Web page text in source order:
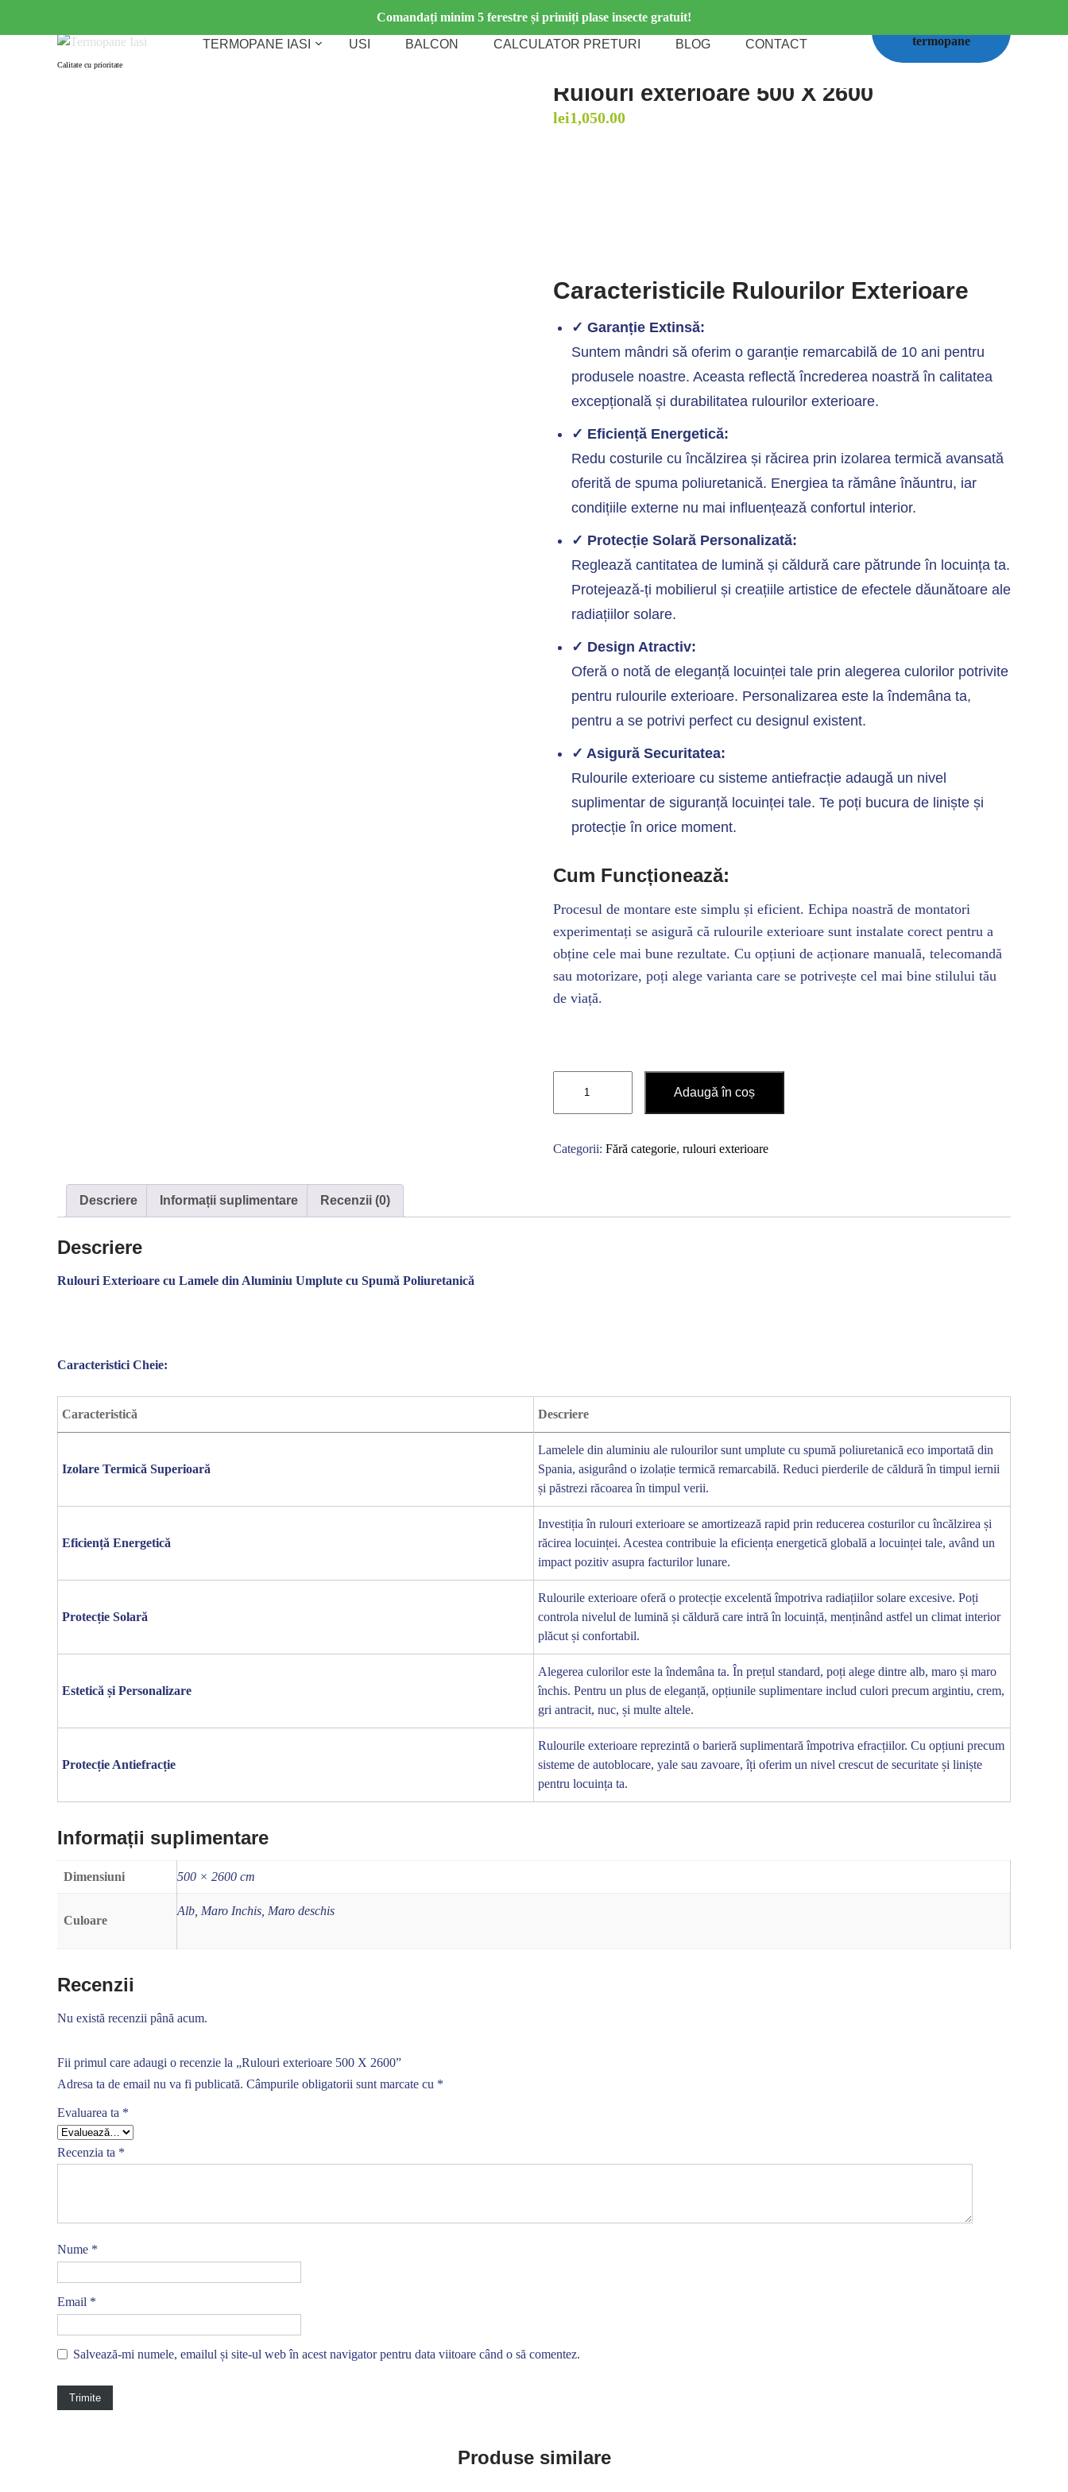
Comandați minim 5 ferestre și primiți plase insecte gratuit!
Calitate cu prioritate
TERMOPANE IASI USI BALCON CALCULATOR PRETURI BLOG CONTACT
termopane
Rulouri exterioare 500 X 2600
lei1,050.00
Caracteristicile Rulourilor Exterioare
✓ Garanție Extinsă:
Suntem mândri să oferim o garanție remarcabilă de 10 ani pentru
produsele noastre. Aceasta reflectă încrederea noastră în calitatea
excepțională și durabilitatea rulourilor exterioare.
✓ Eficiență Energetică:
Redu costurile cu încălzirea și răcirea prin izolarea termică avansată
oferită de spuma poliuretanică. Energiea ta rămâne înăuntru, iar
condițiile externe nu mai influențează confortul interior.
✓ Protecție Solară Personalizată:
Reglează cantitatea de lumină și căldură care pătrunde în locuința ta.
Protejează-ți mobilierul și creațiile artistice de efectele dăunătoare ale
radiațiilor solare.
✓ Design Atractiv:
Oferă o notă de eleganță locuinței tale prin alegerea culorilor potrivite
pentru rulourile exterioare. Personalizarea este la îndemâna ta,
pentru a se potrivi perfect cu designul existent.
✓ Asigură Securitatea:
Rulourile exterioare cu sisteme antiefracție adaugă un nivel
suplimentar de siguranță locuinței tale. Te poți bucura de liniște și
protecție în orice moment.
Cum Funcționează:
Procesul de montare este simplu și eficient. Echipa noastră de montatori
experimentați se asigură că rulourile exterioare sunt instalate corect pentru a
obține cele mai bune rezultate. Cu opțiuni de acționare manuală, telecomandă
sau motorizare, poți alege varianta care se potrivește cel mai bine stilului tău
de viață.
Rulouri
exterioare
X
Adaugă în coș
Categorii: Fără categorie, rulouri exterioare
Descriere Informații suplimentare Recenzii (0)
Descriere
Rulouri Exterioare cu Lamele din Aluminiu Umplute cu Spumă Poliuretanică
Caracteristici Cheie:
Caracteristică Descriere
Izolare Termică Superioară
Lamelele din aluminiu ale rulourilor sunt umplute cu spumă poliuretanică eco importată din
Spania, asigurând o izolație termică remarcabilă. Reduci pierderile de căldură în timpul iernii
și păstrezi răcoarea în timpul verii.
Eficiență Energetică
Investiția în rulouri exterioare se amortizează rapid prin reducerea costurilor cu încălzirea și
răcirea locuinței. Acestea contribuie la eficiența energetică globală a locuinței tale, având un
impact pozitiv asupra facturilor lunare.
Protecție Solară
Rulourile exterioare oferă o protecție excelentă împotriva radiațiilor solare excesive. Poți
controla nivelul de lumină și căldură care intră în locuință, menținând astfel un climat interior
plăcut și confortabil.
Estetică și Personalizare
Alegerea culorilor este la îndemâna ta. În prețul standard, poți alege dintre alb, maro și maro
închis. Pentru un plus de eleganță, opțiunile suplimentare includ culori precum argintiu, crem,
gri antracit, nuc, și multe altele.
Protecție Antiefracție
Rulourile exterioare reprezintă o barieră suplimentară împotriva efracțiilor. Cu opțiuni precum
sisteme de autoblocare, yale sau zavoare, îți oferim un nivel crescut de securitate și liniște
pentru locuința ta.
Informații suplimentare
Dimensiuni 500 × 2600 cm
Culoare
Alb, Maro Inchis, Maro deschis
Recenzii
Nu există recenzii până acum.
Fii primul care adaugi o recenzie la „Rulouri exterioare 500 X 2600”
Adresa ta de email nu va fi publicată. Câmpurile obligatorii sunt marcate cu *
Evaluarea ta *
Recenzia ta *
Nume *
Email *
Salvează-mi numele, emailul și site-ul web în acest navigator pentru data viitoare când o să comentez.
Produse similare
Contactează-ne rapid
📞 Telefon 💬 WhatsApp ✍️ Formular
Închide